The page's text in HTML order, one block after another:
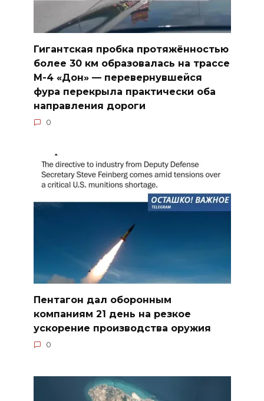
Гигантская пробка протяжённостью
более 30 км образовалась на трассе
М-4 «Дон» — перевернувшейся
фура перекрыла практически оба
направления дороги
0
Пентагон дал оборонным
компаниям 21 день на резкое
ускорение производства оружия
0